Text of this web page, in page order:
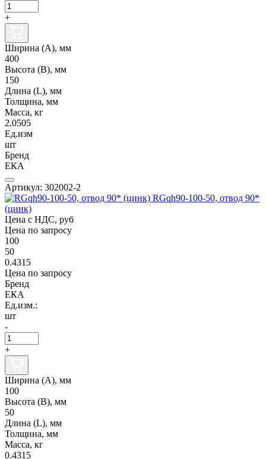
+
Ширина (А), мм
400
Высота (В), мм
150
Длина (L), мм
Толщина, мм
Масса, кг
2.0505
Ед.изм
шт
Бренд
ЕКА
Артикул: 302002-2
RGqh90-100-50, отвод 90*
(цинк)
Цена с НДС, руб
Цена по запросу
100
50
0.4315
Цена по запросу
Бренд
ЕКА
Ед.изм.:
шт
-
+
Ширина (А), мм
100
Высота (В), мм
50
Длина (L), мм
Толщина, мм
Масса, кг
0.4315